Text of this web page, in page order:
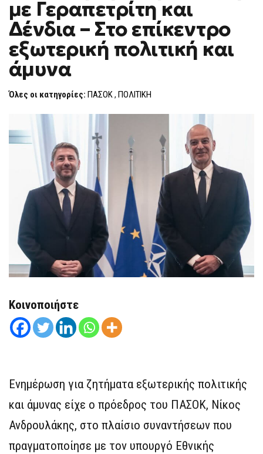
ΓΕΡΑΠΕΤΡΊΤΗ
ΚΑΙ
ΔΈΝΔΙΑ
–
ΣΤΟ
ΕΠΊΚΕΝΤΡΟ
ΆΜΥΝΑ
με Γεραπετρίτη και
Δένδια – Στο επίκεντρο
εξωτερική πολιτική και
άμυνα
Όλες οι κατηγορίες: ΠΑΣΟΚ, ΠΟΛΙΤΙΚΗ
Κοινοποιήστε
Ενημέρωση για ζητήματα εξωτερικής πολιτικής
και άμυνας είχε ο πρόεδρος του ΠΑΣΟΚ, Νίκος
Ανδρουλάκης, στο πλαίσιο συναντήσεων που
πραγματοποίησε με τον υπουργό Εθνικής